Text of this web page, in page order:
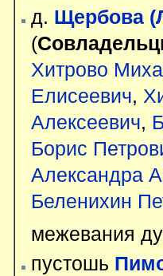
д. Щербова
(
Хитрово
Елисеевич,
Алексеевич,
Борис
Александра
Беленихин
межевания
пустошь